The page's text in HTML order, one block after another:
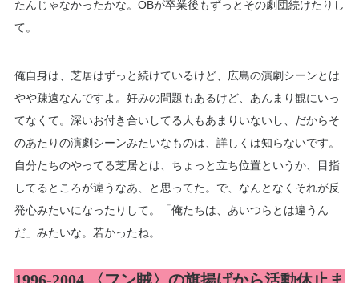
たんじゃなかったかな。OBが卒業後もずっとその劇団続けたりし
て。
俺自身は、芝居はずっと続けているけど、広島の演劇シーンとは
やや疎遠なんですよ。好みの問題もあるけど、あんまり観にいっ
てなくて。深いお付き合いしてる人もあまりいないし、だからそ
のあたりの演劇シーンみたいなものは、詳しくは知らないです。
自分たちのやってる芝居とは、ちょっと立ち位置というか、目指
してるところが違うなあ、と思ってた。で、なんとなくそれが反
発心みたいになったりして。「俺たちは、あいつらとは違うん
だ」みたいな。若かったね。